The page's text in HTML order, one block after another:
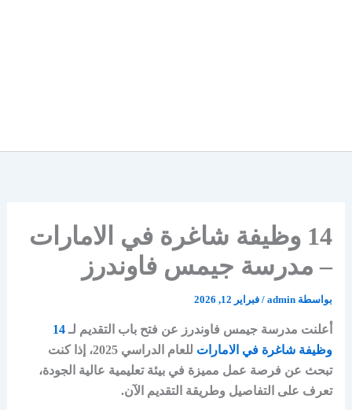
14 وظيفة شاغرة في الامارات
– مدرسة جيمس فاوندرز
بواسطة admin
/ فبراير 12, 2026
أعلنت مدرسة جيمس فاوندرز عن فتح باب التقديم لـ 14
وظيفة شاغرة في الامارات
للعام الدراسي 2025، إذا كنت
تبحث عن فرصة عمل مميزة في بيئة تعليمية عالية الجودة،
تعرف على التفاصيل وطريقة التقديم الآن.